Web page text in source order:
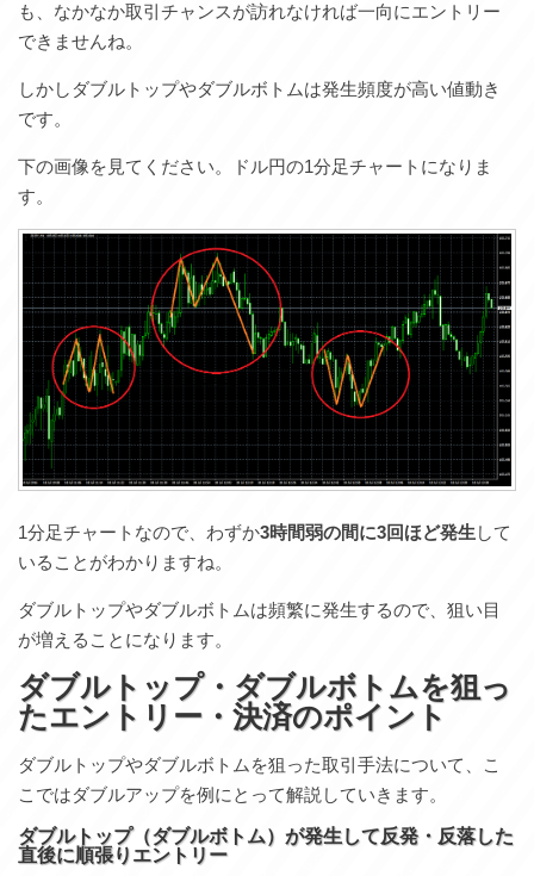
も、なかなか取引チャンスが訪れなければ一向にエントリー
できませんね。
しかしダブルトップやダブルボトムは発生頻度が高い値動き
です。
下の画像を見てください。ドル円の1分足チャートになりま
す。
1分足チャートなので、わずか3時間弱の間に3回ほど発生 して
いることがわかりますね。
ダブルトップやダブルボトムは頻繁に発生するので、狙い目
が増えることになります。
ダブルトップ・ダブルボトムを狙っ
たエントリー・決済のポイント
ダブルトップやダブルボトムを狙った取引手法について、こ
こではダブルアップを例にとって解説していきます。
ダブルトップ（ダブルボトム）が発生して反発・反落した
直後に順張りエントリー